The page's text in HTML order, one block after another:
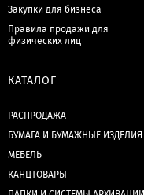
Закупки для бизнеса
Правила продажи для
физических лиц
КАТАЛОГ
РАСПРОДАЖА
БУМАГА И БУМАЖНЫЕ ИЗДЕЛИЯ
МЕБЕЛЬ
КАНЦТОВАРЫ